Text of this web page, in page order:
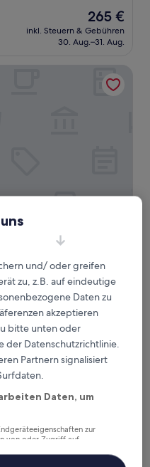
Der
Preis
beträgt
265 €
inkl. Steuern & Gebühren
30. Aug.–31. Aug.
Queen
Preis
426 €
inkl. Steuern & Gebühren
16. Aug.–17. Aug.
und/ oder greifen
zu, z.B. auf eindeutige
Daten zu
akzeptieren
bitte unten oder
der Datenschutzrichtlinie.
Partnern signalisiert
Daten, um
zur
von oder Zugriff auf
der Performance von Inhalten,